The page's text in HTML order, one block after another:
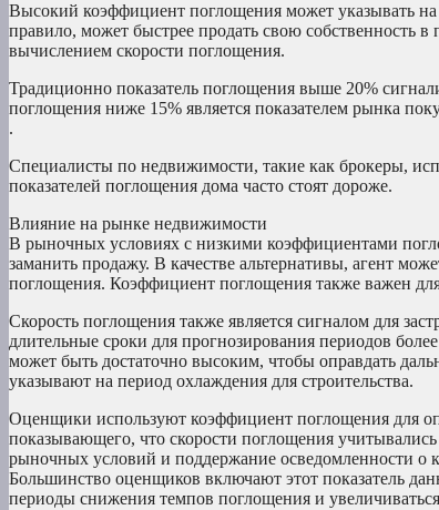
Высокий коэффициент поглощения может указывать
правило, может быстрее продать свою собственность
вычислением скорости поглощения.
Традиционно показатель поглощения выше 20%
поглощения ниже 15% является показателем рынка
.
Специалисты по недвижимости, такие как брокеры,
показателей поглощения дома часто стоят дороже.
Влияние на рынке недвижимости
В рыночных условиях с низкими коэффициентами
заманить продажу. В качестве альтернативы, агент
поглощения. Коэффициент поглощения также важен
Скорость поглощения также является сигналом для
длительные сроки для прогнозирования периодов
может быть достаточно высоким, чтобы оправдать
указывают на период охлаждения для строительства.
Оценщики используют коэффициент поглощения для
показывающего, что скорости поглощения
рыночных условий и поддержание осведомленности о
Большинство оценщиков включают этот показатель
периоды снижения темпов поглощения и